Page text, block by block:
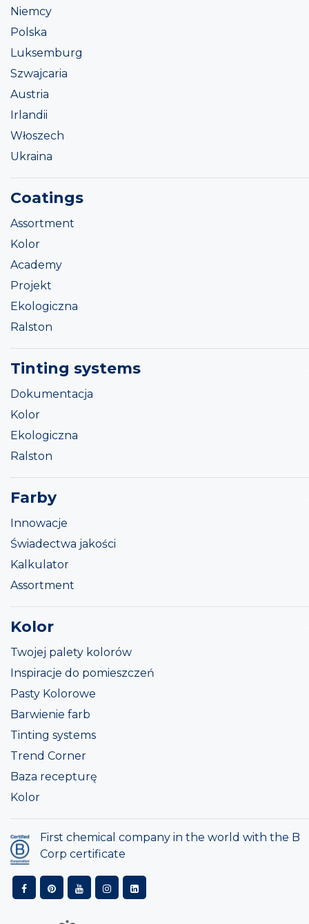
Niemcy
Polska
Luksemburg
Szwajcaria
Austria
Irlandii
Włoszech
Ukraina
Coatings
Assortment
Kolor
Academy
Projekt
Ekologiczna
Ralston
Tinting systems
Dokumentacja
Kolor
Ekologiczna
Ralston
Farby
Innowacje
Świadectwa jakości
Kalkulator
Assortment
Kolor
Twojej palety kolorów
Inspiracje do pomieszczeń
Pasty Kolorowe
Barwienie farb
Tinting systems
Trend Corner
Baza recepturę
Kolor
First chemical company in the world with the B
Corp certificate